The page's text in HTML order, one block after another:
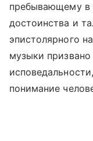
пребывающему в
достоинства и
эпистолярного
музыки
понимание